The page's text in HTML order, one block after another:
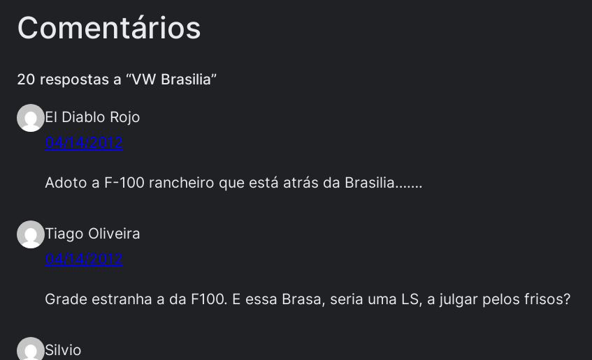
Comentários
20 respostas a “VW Brasilia”
El Diablo Rojo
04/14/2012
Adoto a F-100 rancheiro que está atrás da Brasilia…….
Tiago Oliveira
04/14/2012
Grade estranha a da F100. E essa Brasa, seria uma LS, a julgar pelos frisos?
Silvio